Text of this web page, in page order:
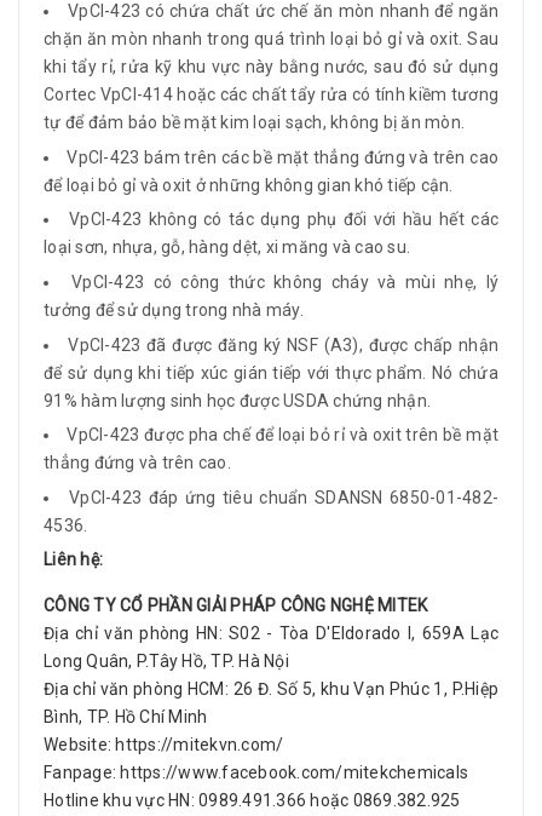
VpCI-423 có chứa chất ức chế ăn mòn nhanh để ngăn
chặn ăn mòn nhanh trong quá trình loại bỏ gỉ và oxit. Sau
khi tẩy rỉ, rửa kỹ khu vực này bằng nước, sau đó sử dụng
Cortec VpCI-414 hoặc các chất tẩy rửa có tính kiềm tương
tự để đảm bảo bề mặt kim loại sạch, không bị ăn mòn.
VpCI-423 bám trên các bề mặt thẳng đứng và trên cao
để loại bỏ gỉ và oxit ở những không gian khó tiếp cận.
VpCI-423 không có tác dụng phụ đối với hầu hết các
loại sơn, nhựa, gỗ, hàng dệt, xi măng và cao su.
VpCI-423 có công thức không cháy và mùi nhẹ, lý
tưởng để sử dụng trong nhà máy.
VpCI-423 đã được đăng ký NSF (A3), được chấp nhận
để sử dụng khi tiếp xúc gián tiếp với thực phẩm. Nó chứa
91% hàm lượng sinh học được USDA chứng nhận.
VpCI-423 được pha chế để loại bỏ rỉ và oxit trên bề mặt
thẳng đứng và trên cao.
VpCI-423 đáp ứng tiêu chuẩn SDANSN 6850-01-482-
4536.
Liên hệ:
CÔNG TY CỔ PHẦN GIẢI PHÁP CÔNG NGHỆ MITEK
Địa chỉ văn phòng HN: S02 - Tòa D'Eldorado I, 659A Lạc
Long Quân, P.Tây Hồ, TP. Hà Nội
Địa chỉ văn phòng HCM: 26 Đ. Số 5, khu Vạn Phúc 1, P.Hiệp
Bình, TP. Hồ Chí Minh
Website: https://mitekvn.com/
Fanpage: https://www.facebook.com/mitekchemicals
Hotline khu vực HN: 0989.491.366 hoặc 0869.382.925